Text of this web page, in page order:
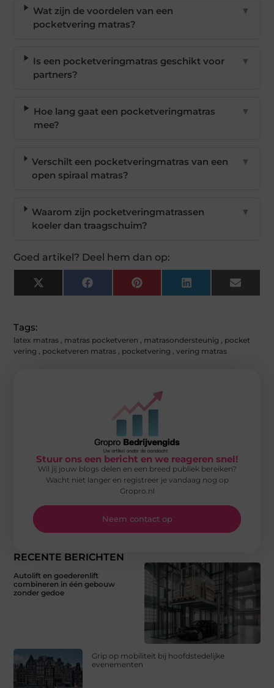
Wat zijn de voordelen van een
pocketvering matras?
▼
Is een pocketveringmatras geschikt voor
partners?
▼
Hoe lang gaat een pocketveringmatras
mee?
▼
Verschilt een pocketveringmatras van een
open spiraal matras?
▼
Waarom zijn pocketveringmatrassen
koeler dan traagschuim?
▼
Goed artikel? Deel hem dan op:
X
(Twitter)
FacebookPinterest LinkedIn Email
Tags:
latex matras , matras pocketveren , matrasondersteunig , pocket
vering , pocketveren matras , pocketvering ,vering matras
RECENTE BERICHTEN
Autolift en goederenlift
combineren in één gebouw
zonder gedoe
Grip op mobiliteit bij hoofdstedelijke
evenementen
Stuur ons een bericht en we reageren snel!
Wil jij jouw blogs delen en een breed publiek bereiken?
Wacht niet langer en registreer je vandaag nog op
Gropro.nl
Neem contact op